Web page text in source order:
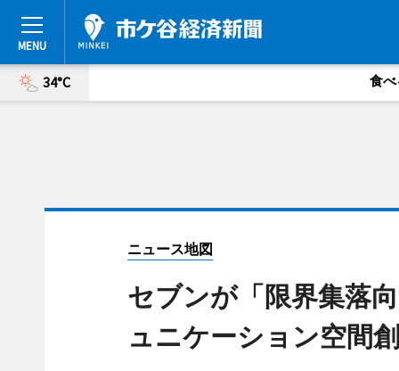
34°C 食べ
ニュース地図
セブンが「限界集落
ュニケーション空間